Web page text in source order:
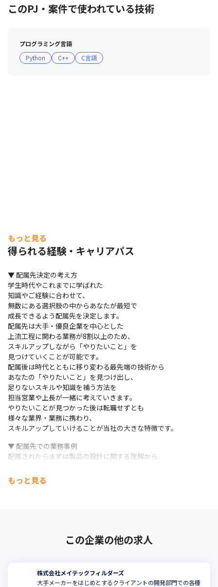
「エンジニアとしての市場価値」を
■ 評価について
・技術の向上/仕事に取り組む姿勢／
活躍しています（2024年3月時点）
・「女性活躍推進の広場」という取り組みを
実施し、女性エンジニアの活躍を
支援しています
・女性の管理職や役員も在籍しています
・「残業が減った」という転職者が多くおり、
プライベートの時間をしっかり
確保することができる環境です
・中途入社のメンバーは、各種メーカーや
受託開発、他社の技術者派遣と
さまざまな業界の勤務経験があります
・先輩エンジニアが講師となっている
勉強会もあり、エンジニア同士の交流が
盛んな職場です
このPJ・案件で使われている技術
プログラミング言語
Python
C++ C言語
もっと見る
得られる経験・キャリアパス
▼ 配属先決定の考え方
学生時代やこれまでに学ばれた
知識やご経験に合わせて、
無数にある選択肢の中からあなたが最短で
成長できるよう配属先を決定します。
配属先は大手・優良企業を中心とした
上流工程に関わる業務が8割以上のため、
スキルアップしながら「やりたいこと」を
見つけていくことが可能です。
配属後は時代とともに移り変わる最先端の技術から
あなたの「やりたいこと」を見つけ出し、
足りないスキルや知識を補う方法を
担当営業や上長が一緒に考えていきます。
やりたいことが見つかった後は転職せずとも
様々な業界・業務に携わり、
スキルアップしていけることが当社の大きな特徴です。
▼ 配属先での業務事例
配属されたらまずは製品の設計に関する理解から
教育担当の先輩と共にOJTにて評価作業、
改修作業に関わりながら、
機能ブロックの設計からプログラミング、
最終的にはレビューの主催者側になっていただきます。
※あくまでも一例となりますので
もっと見る
この企業の他の求人
株式会社メイテックフィルダーズ
大手メーカーをはじめとするクライアントの開発部門での各種